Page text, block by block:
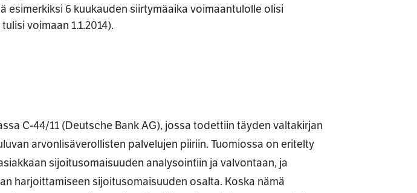
esimerkiksi 6 kuukauden siirtymäaika voimaantulolle olisi
voimaan 1.1.2014).
C-44/11 (Deutsche Bank AG), jossa todettiin täyden valtakirjan
arvonlisäverollisten palvelujen piiriin. Tuomiossa on eritelty
sijoitusomaisuuden analysointiin ja valvontaan, ja
harjoittamiseen sijoitusomaisuuden osalta. Koska nämä